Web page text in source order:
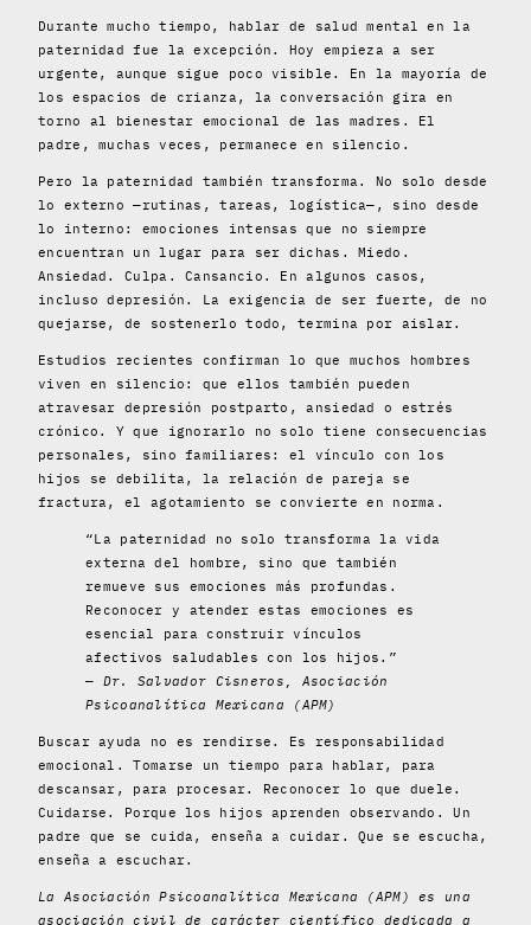
Durante mucho tiempo, hablar de salud mental en la
paternidad fue la excepción. Hoy empieza a ser
urgente, aunque sigue poco visible. En la mayoría de
los espacios de crianza, la conversación gira en
torno al bienestar emocional de las madres. El
padre, muchas veces, permanece en silencio.
Pero la paternidad también transforma. No solo desde
lo externo —rutinas, tareas, logística—, sino desde
lo interno: emociones intensas que no siempre
encuentran un lugar para ser dichas. Miedo.
Ansiedad. Culpa. Cansancio. En algunos casos,
incluso depresión. La exigencia de ser fuerte, de no
quejarse, de sostenerlo todo, termina por aislar.
Estudios recientes confirman lo que muchos hombres
viven en silencio: que ellos también pueden
atravesar depresión postparto, ansiedad o estrés
crónico. Y que ignorarlo no solo tiene consecuencias
personales, sino familiares: el vínculo con los
hijos se debilita, la relación de pareja se
fractura, el agotamiento se convierte en norma.
“La paternidad no solo transforma la vida
externa del hombre, sino que también
remueve sus emociones más profundas.
Reconocer y atender estas emociones es
esencial para construir vínculos
afectivos saludables con los hijos.”
— Dr. Salvador Cisneros, Asociación
Psicoanalítica Mexicana (APM)
Buscar ayuda no es rendirse. Es responsabilidad
emocional. Tomarse un tiempo para hablar, para
descansar, para procesar. Reconocer lo que duele.
Cuidarse. Porque los hijos aprenden observando. Un
padre que se cuida, enseña a cuidar. Que se escucha,
enseña a escuchar.
La Asociación Psicoanalítica Mexicana (APM) es una
asociación civil de carácter científico dedicada a